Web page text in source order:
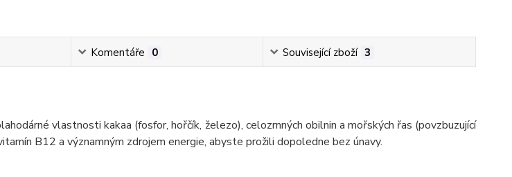
Komentáře 0 Související zboží 3
vlastnosti kakaa (fosfor, hořčík, železo), celozrnných obilnin a mořských řas (povzbuzující
B12 a významným zdrojem energie, abyste prožili dopoledne bez únavy.